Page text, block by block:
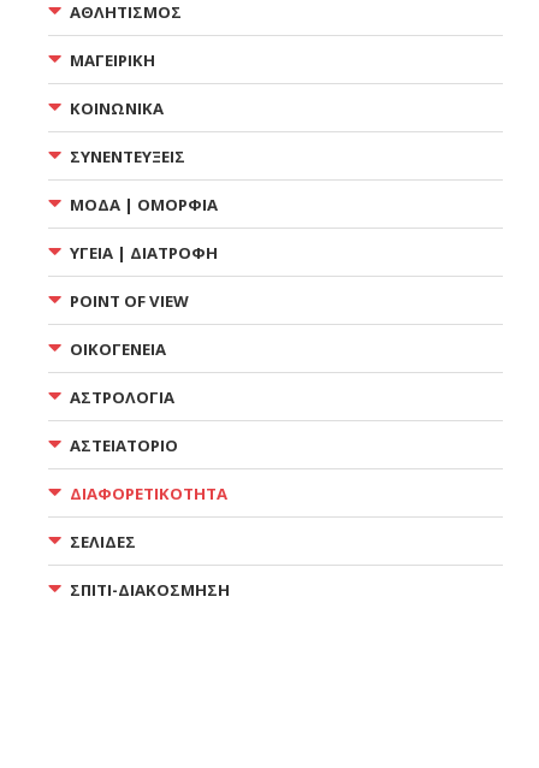
ΑΘΛΗΤΙΣΜΟΣ
ΜΑΓΕΙΡΙΚΗ
ΚΟΙΝΩΝΙΚΑ
ΣΥΝΕΝΤΕΥΞΕΙΣ
ΜΟΔΑ | ΟΜΟΡΦΙΑ
ΥΓΕΙΑ | ΔΙΑΤΡΟΦΗ
POINT OF VIEW
ΟΙΚΟΓΕΝΕΙΑ
ΑΣΤΡΟΛΟΓΙΑ
ΑΣΤΕΙΑΤΟΡΙΟ
ΔΙΑΦΟΡΕΤΙΚΟΤΗΤΑ
ΣΕΛΙΔΕΣ
ΣΠΙΤΙ-ΔΙΑΚΟΣΜΗΣΗ